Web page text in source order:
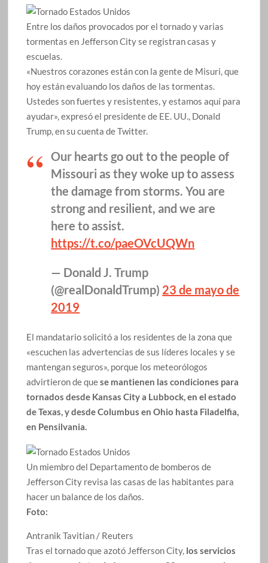
Entre los daños provocados por el tornado y varias
tormentas en Jefferson City se registran casas y
escuelas.
«Nuestros corazones están con la gente de Misuri, que
hoy están evaluando los daños de las tormentas.
Ustedes son fuertes y resistentes, y estamos aquí para
ayudar», expresó el presidente de EE. UU., Donald
Trump, en su cuenta de Twitter.
Our hearts go out to the people of
Missouri as they woke up to assess
the damage from storms. You are
strong and resilient, and we are
here to assist.
https://t.co/paeOVcUQWn
— Donald J. Trump
(@realDonaldTrump) 23 de mayo de
2019
El mandatario solicitó a los residentes de la zona que
«escuchen las advertencias de sus líderes locales y se
mantengan seguros», porque los meteorólogos
advirtieron de quese mantienen las condiciones para
tornados desde Kansas City a Lubbock, en el estado
de Texas, y desde Columbus en Ohio hasta Filadelfia,
en Pensilvania.
Un miembro del Departamento de bomberos de
Jefferson City revisa las casas de las habitantes para
hacer un balance de los daños.
Foto:
Antranik Tavitian / Reuters
Tras el tornado que azotó Jefferson City, los servicios